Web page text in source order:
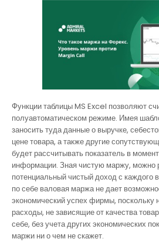
Функции таблицы MS Excel позволяют
полуавтоматическом режиме. Имея
заносить туда данные о выручке,
цене товара, а также другие
будет рассчитывать показатель в
информации. Зная чистую маржу, можно
потенциальный чистый доход с каждого
по себе валовая маржа не дает
экономический успех фирмы, поскольку
расходы, не зависящие от качества
себе, без учета других экономических
маржи ни о чем не скажет.